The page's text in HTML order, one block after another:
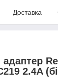
Доставка
2.4A